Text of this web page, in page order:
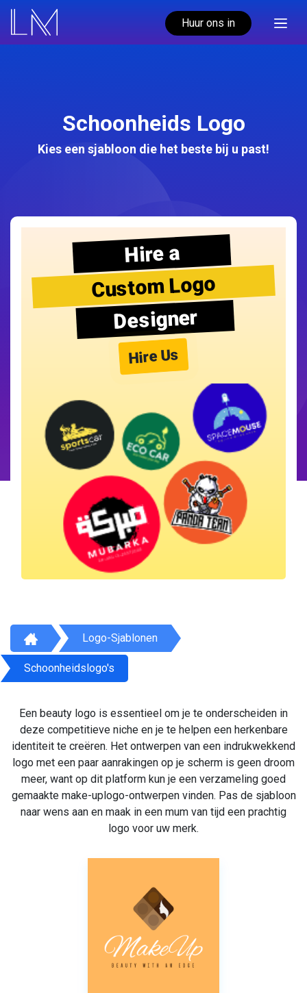
Huur ons in
Schoonheids Logo
Kies een sjabloon die het beste bij u past!
Hire a
Custom Logo
Designer
Hire Us
Logo-Sjablonen
Schoonheidslogo's
Een beauty logo is essentieel om je te onderscheiden in
deze competitieve niche en je te helpen een herkenbare
identiteit te creëren. Het ontwerpen van een indrukwekkend
logo met een paar aanrakingen op je scherm is geen droom
meer, want op dit platform kun je een verzameling goed
gemaakte make-uplogo-ontwerpen vinden. Pas de sjabloon
naar wens aan en maak in een mum van tijd een prachtig
logo voor uw merk.